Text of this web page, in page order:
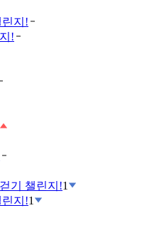
지!
!
기 챌린지!1
지!1